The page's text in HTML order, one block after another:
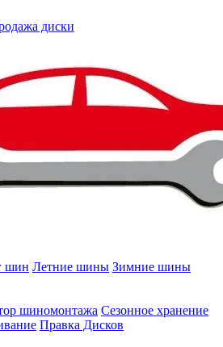
диски
шин Летние шины Зимние шины
шиномонтажа Сезонное хранение
Правка Дисков